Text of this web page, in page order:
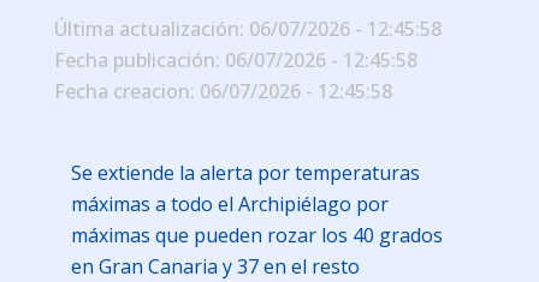
Última actualización: 06/07/2026 - 12:45:58
Fecha publicación: 06/07/2026 - 12:45:58
Fecha creacion: 06/07/2026 - 12:45:58
Se extiende la alerta por temperaturas
máximas a todo el Archipiélago por
máximas que pueden rozar los 40 grados
en Gran Canaria y 37 en el resto